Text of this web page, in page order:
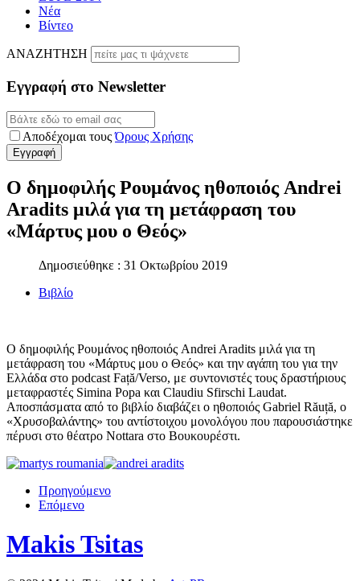
Νέα
Βίντεο
ΑΝΑΖΗΤΗΣΗ
Εγγραφή στο Newsletter
Αποδέχομαι τουςΌρους Χρήσης
Ο δημοφιλής Ρουμάνος ηθοποιός Andrei
Aradits μιλά για τη μετάφραση του
«Μάρτυς μου ο Θεός»
Δημοσιεύθηκε : 31 Οκτωβρίου 2019
Βιβλίο
Ο δημοφιλής Ρουμάνος ηθοποιός Andrei Aradits μιλά για τη
μετάφραση του «Μάρτυς μου ο Θεός» και την αγάπη του για την
Ελλάδα στο podcast Față/Verso, με συντονιστές τους δραστήριους
μεταφραστές Simina Popa και Claudiu Sfirschi Laudat.
Αποσπάσματα από το βιβλίο διαβάζει ο ηθοποιός Gabriel Răuță, ο
«Χρυσοβαλάντης» του αντίστοιχου μονολόγου που παρουσιάστηκε
πέρυσι στο θέατρο Nottara στο Βουκουρέστι.
Προηγούμενο
Επόμενο
Makis Tsitas